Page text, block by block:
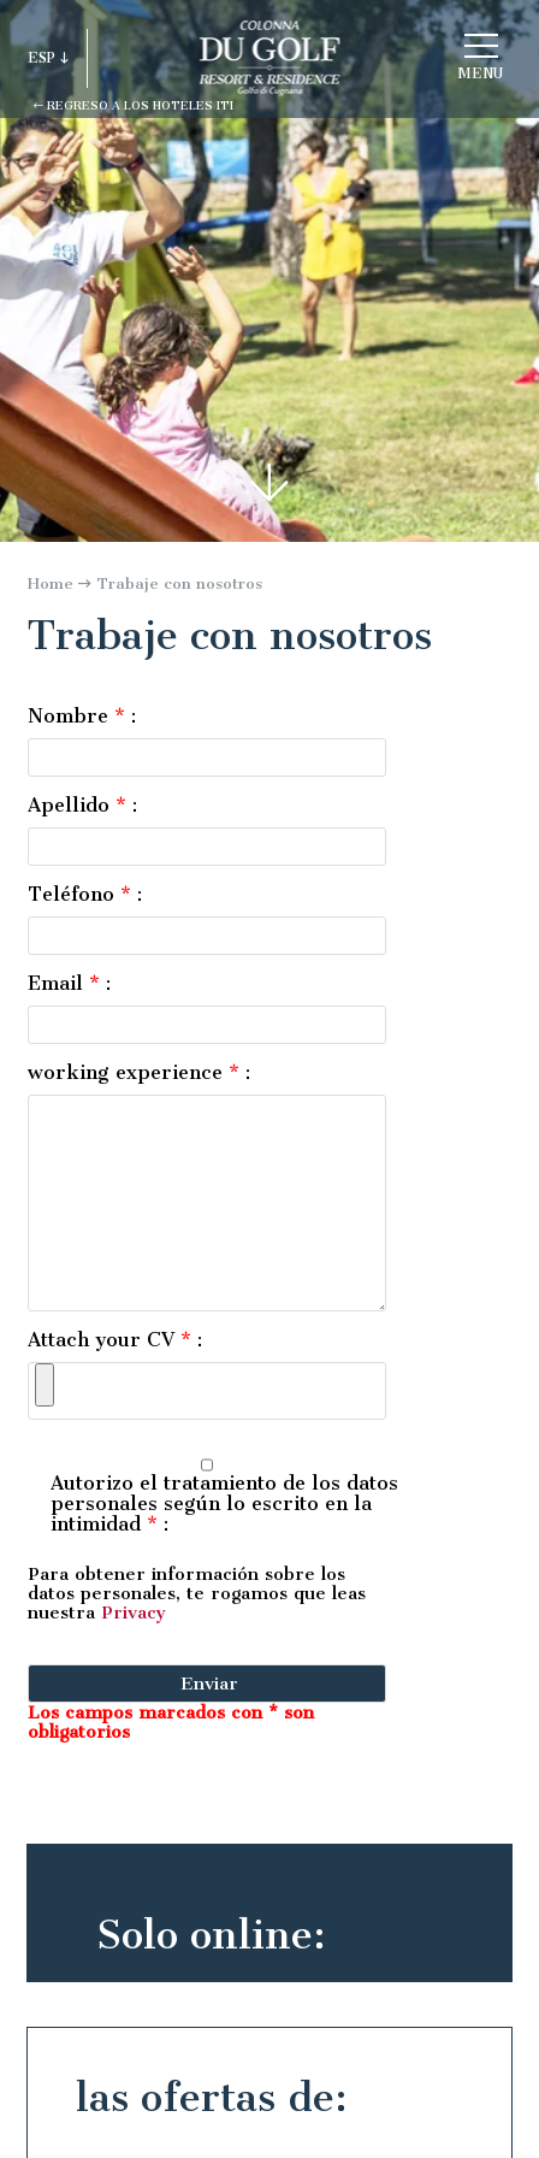
MENU
REGRESO A LOS HOTELES ITI
ESP
ITA
ENG
FRA
DEU
ESP
RUS
ELEGIR
ESTRUCTURA
Home Trabaje con nosotros
Trabaje con nosotros
Nombre * :
Apellido * :
Teléfono * :
Email * :
working experience * :
Attach your CV * :
Autorizo ​​el tratamiento de los datos
personales según lo escrito en la
intimidad * :
Para obtener información sobre los
datos personales, te rogamos que leas
nuestra Privacy
Los campos marcados con * son
obligatorios
las ofertas de:
Solo online: